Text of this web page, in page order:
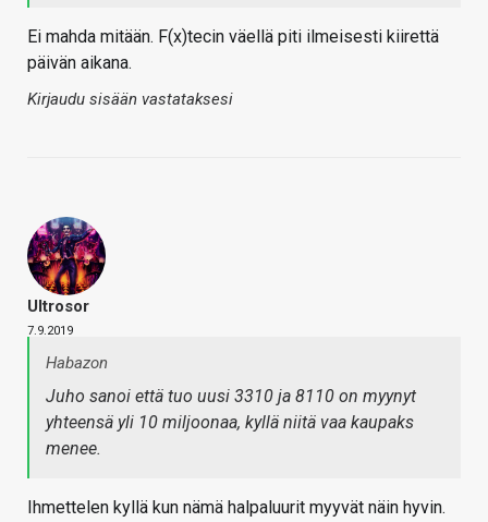
Ei mahda mitään. F(x)tecin väellä piti ilmeisesti kiirettä
päivän aikana.
Kirjaudu sisään vastataksesi
Ultrosor
7.9.2019
Habazon
Juho sanoi että tuo uusi 3310 ja 8110 on myynyt
yhteensä yli 10 miljoonaa, kyllä niitä vaa kaupaks
menee.
Ihmettelen kyllä kun nämä halpaluurit myyvät näin hyvin.